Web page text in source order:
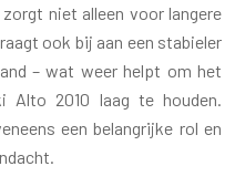
niet alleen voor langere
ook bij aan een stabieler
– wat weer helpt om het
Alto 2010 laag te houden.
een belangrijke rol en